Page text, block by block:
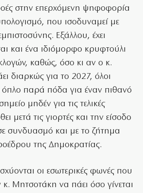
στην επερχόμενη ψηφοφορία
που ισοδυναμεί με
Εξάλλου, έχει
και ένα ιδιόμορφο κρυφτούλι
καθώς, όσο κι αν ο κ.
διαρκώς για το 2027, όλοι
όπλο παρά πόδα για έναν πιθανό
μηδέν για τις τελικές
μετά τις γιορτές και την είσοδο
συνδυασμό και με το ζήτημα
της Δημοκρατίας.
οι εσωτερικές φωνές που
κ. Μητσοτάκη να πάει όσο γίνεται